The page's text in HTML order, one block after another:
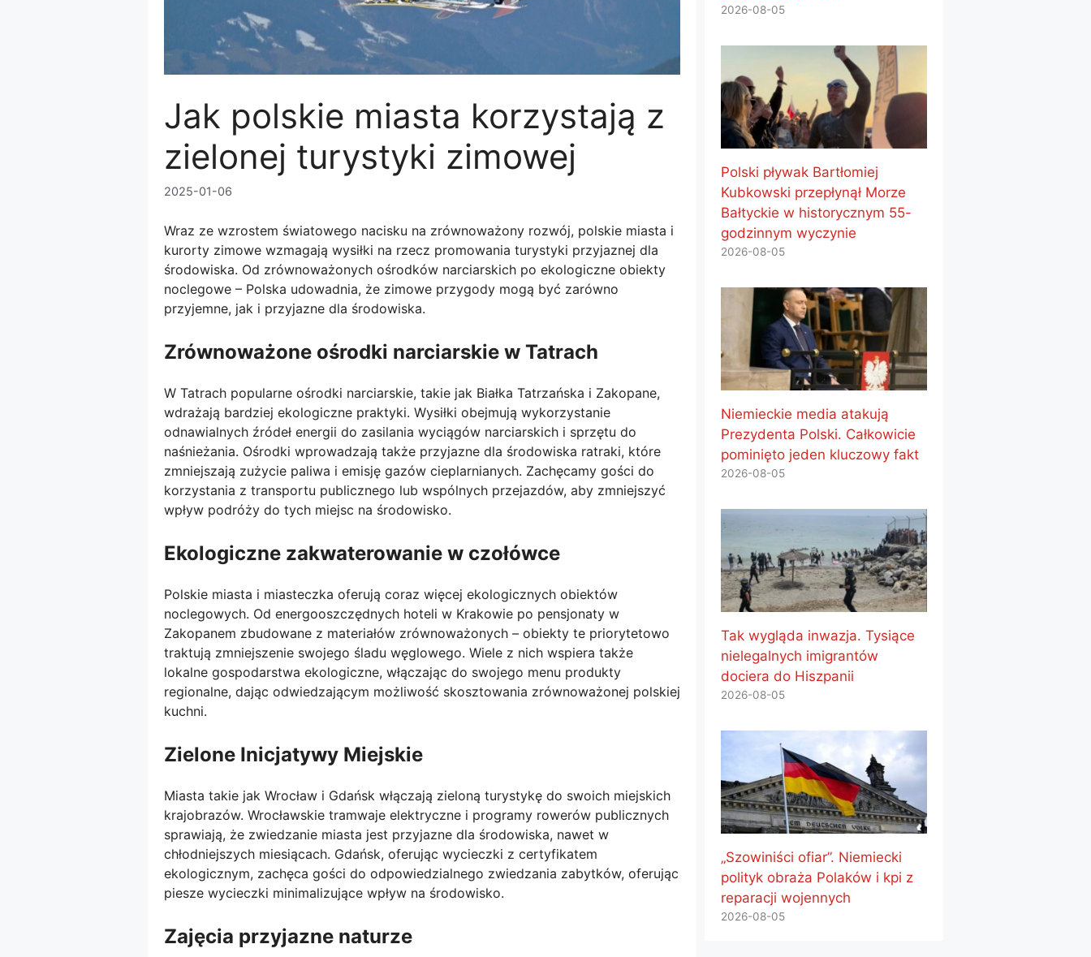
Jak polskie miasta korzystają z
zielonej turystyki zimowej
2025-01-06
Wraz ze wzrostem światowego nacisku na zrównoważony rozwój, polskie miasta i
kurorty zimowe wzmagają wysiłki na rzecz promowania turystyki przyjaznej dla
środowiska. Od zrównoważonych ośrodków narciarskich po ekologiczne obiekty
noclegowe – Polska udowadnia, że ​​zimowe przygody mogą być zarówno
przyjemne, jak i przyjazne dla środowiska.
Zrównoważone ośrodki narciarskie w Tatrach
W Tatrach popularne ośrodki narciarskie, takie jak Białka Tatrzańska i Zakopane,
wdrażają bardziej ekologiczne praktyki. Wysiłki obejmują wykorzystanie
odnawialnych źródeł energii do zasilania wyciągów narciarskich i sprzętu do
naśnieżania. Ośrodki wprowadzają także przyjazne dla środowiska ratraki, które
zmniejszają zużycie paliwa i emisję gazów cieplarnianych. Zachęcamy gości do
korzystania z transportu publicznego lub wspólnych przejazdów, aby zmniejszyć
wpływ podróży do tych miejsc na środowisko.
Ekologiczne zakwaterowanie w czołówce
Polskie miasta i miasteczka oferują coraz więcej ekologicznych obiektów
noclegowych. Od energooszczędnych hoteli w Krakowie po pensjonaty w
Zakopanem zbudowane z materiałów zrównoważonych – obiekty te priorytetowo
traktują zmniejszenie swojego śladu węglowego. Wiele z nich wspiera także
lokalne gospodarstwa ekologiczne, włączając do swojego menu produkty
regionalne, dając odwiedzającym możliwość skosztowania zrównoważonej polskiej
kuchni.
Zielone Inicjatywy Miejskie
Miasta takie jak Wrocław i Gdańsk włączają zieloną turystykę do swoich miejskich
krajobrazów. Wrocławskie tramwaje elektryczne i programy rowerów publicznych
sprawiają, że zwiedzanie miasta jest przyjazne dla środowiska, nawet w
chłodniejszych miesiącach. Gdańsk, oferując wycieczki z certyfikatem
ekologicznym, zachęca gości do odpowiedzialnego zwiedzania zabytków, oferując
piesze wycieczki minimalizujące wpływ na środowisko.
Zajęcia przyjazne naturze
2026-08-05
Polski pływak Bartłomiej
Kubkowski przepłynął Morze
Bałtyckie w historycznym 55-
godzinnym wyczynie
2026-08-05
Niemieckie media atakują
Prezydenta Polski. Całkowicie
pominięto jeden kluczowy fakt
2026-08-05
Tak wygląda inwazja. Tysiące
nielegalnych imigrantów
dociera do Hiszpanii
2026-08-05
„Szowiniści ofiar”. Niemiecki
polityk obraża Polaków i kpi z
reparacji wojennych
2026-08-05